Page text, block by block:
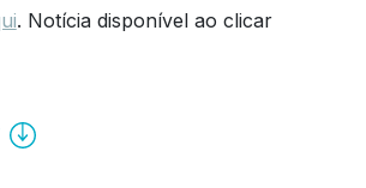
. Notícia disponível ao clicar